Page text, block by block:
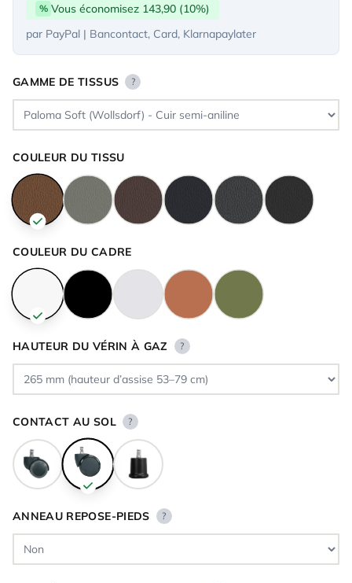
% Vous économisez 143,90 (10%)
par PayPal | Bancontact, Card, Klarnapaylater
GAMME DE TISSUS ?
COULEUR DU TISSU
COULEUR DU CADRE
HAUTEUR DU VÉRIN À GAZ ?
CONTACT AU SOL ?
ANNEAU REPOSE-PIEDS ?